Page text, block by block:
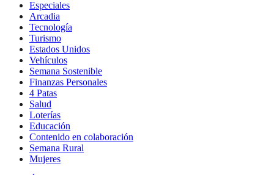
Especiales
Arcadia
Tecnología
Turismo
Estados Unidos
Vehículos
Semana Sostenible
Finanzas Personales
4 Patas
Salud
Loterías
Educación
Contenido en colaboración
Semana Rural
Mujeres